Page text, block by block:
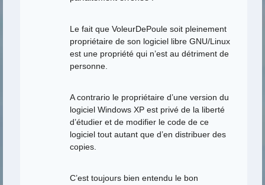
Le fait que VoleurDePoule soit pleinement
propriétaire de son logiciel libre GNU/Linux
est une propriété qui n’est au détriment de
personne.
A contrario le propriétaire d’une version du
logiciel Windows XP est privé de la liberté
d’étudier et de modifier le code de ce
logiciel tout autant que d’en distribuer des
copies.
C’est toujours bien entendu le bon